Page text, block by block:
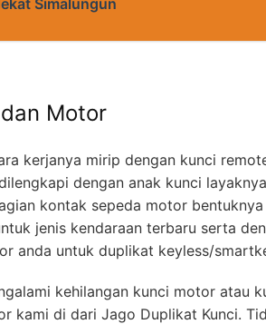
Motor
kerjanya mirip dengan kunci
dengan anak kunci
kontak sepeda motor bentuknya
jenis kendaraan terbaru serta
anda untuk duplikat keyless/
kehilangan kunci motor atau
kami di dari Jago Duplikat Kunci.